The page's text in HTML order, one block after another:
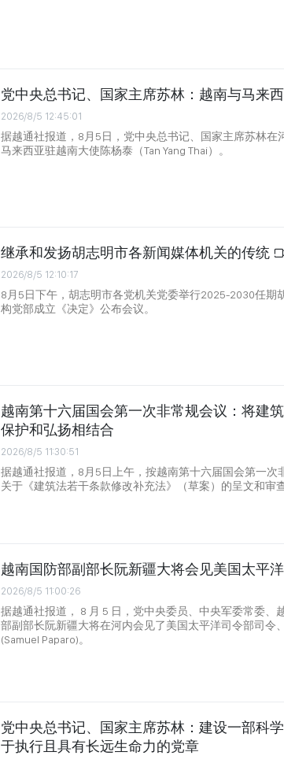
党中央总书记、国家主席苏林：越南与马来
2026/8/5 12:45:01
据越通社报道，8月5日，党中央总书记、国家主席苏林在
马来西亚驻越南大使陈杨泰（Tan Yang Thai）。
继承和发扬胡志明市各新闻媒体机关的传统
2026/8/5 12:10:17
8月5日下午，胡志明市各党机关党委举行2025-2030任期
构党部成立《决定》公布会议。
越南第十六届国会第一次非常规会议：将建
保护和弘扬相结合
2026/8/5 11:30:51
据越通社报道，8月5日上午，按越南第十六届国会第一次
关于《建筑法若干条款修改补充法》（草案）的呈文和审
越南国防部副部长阮新疆大将会见美国太平
2026/8/5 11:00:26
据越通社报道， 8 月 5 日，党中央委员、中央军委常委、
部副部长阮新疆大将在河内会见了美国太平洋司令部司令
(Samuel Paparo)。
党中央总书记、国家主席苏林：建设一部科
于执行且具有长远生命力的党章